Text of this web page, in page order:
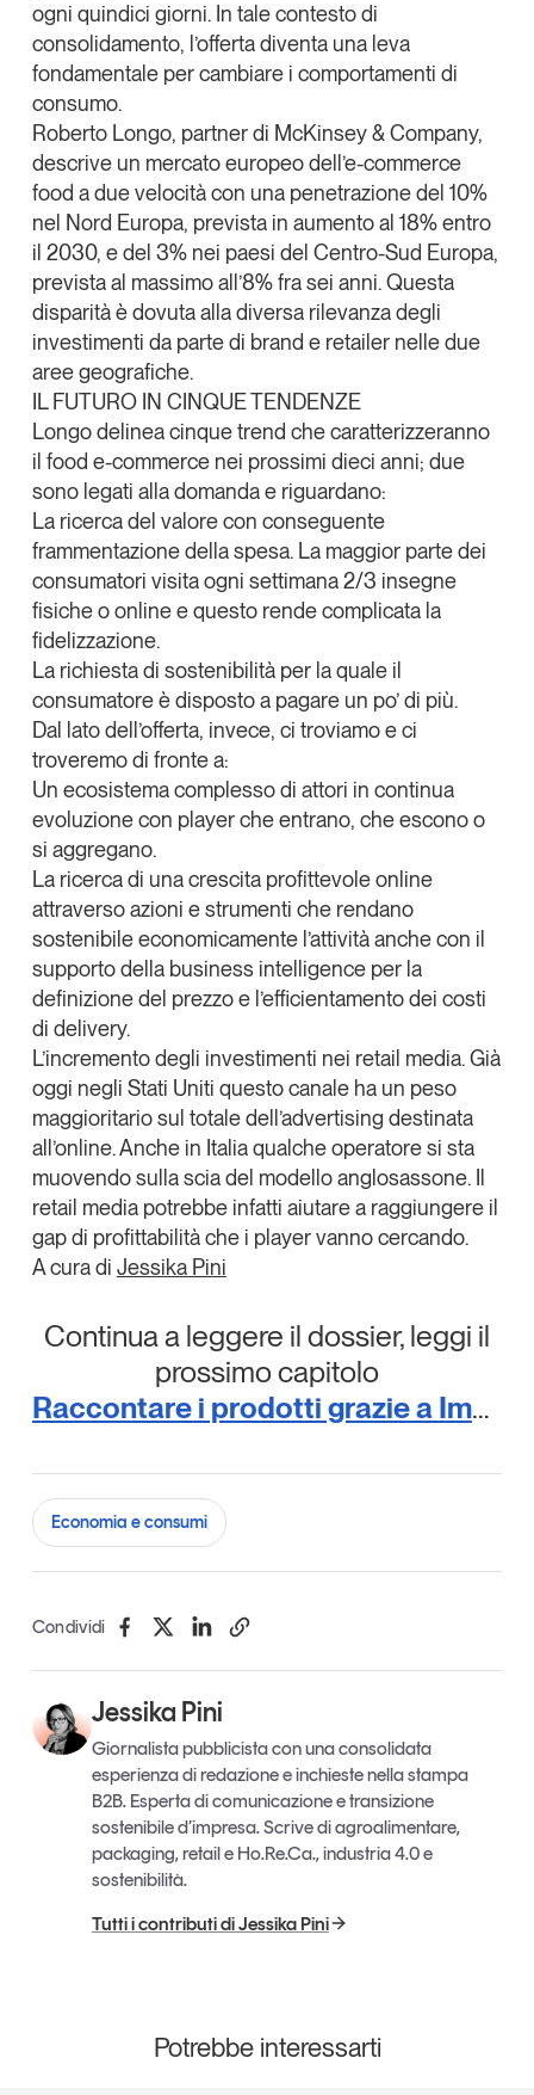
Tendenze è il magazine di GS1 Italy che racconta in
modo indipendente il cambiamento e le sfide del largo
consumo e dell’economia a professionisti e
consumatori
GS1 Italy GS1 Italy GS1 Italy
Tendenze
GS1 Italy
ogni quindici giorni. In tale contesto di
consolidamento, l’offerta diventa una leva
fondamentale per cambiare i comportamenti di
consumo.
Roberto Longo, partner di McKinsey & Company,
descrive un mercato europeo dell’e-commerce
food a due velocità con una penetrazione del 10%
nel Nord Europa, prevista in aumento al 18% entro
il 2030, e del 3% nei paesi del Centro-Sud Europa,
prevista al massimo all’8% fra sei anni. Questa
disparità è dovuta alla diversa rilevanza degli
investimenti da parte di brand e retailer nelle due
aree geografiche.
IL FUTURO IN CINQUE TENDENZE
Longo delinea cinque trend che caratterizzeranno
il food e-commerce nei prossimi dieci anni; due
sono legati alla domanda e riguardano:
La ricerca del valore con conseguente
frammentazione della spesa. La maggior parte dei
consumatori visita ogni settimana 2/3 insegne
fisiche o online e questo rende complicata la
fidelizzazione.
La richiesta di sostenibilità per la quale il
consumatore è disposto a pagare un po’ di più.
Dal lato dell’offerta, invece, ci troviamo e ci
troveremo di fronte a:
Un ecosistema complesso di attori in continua
evoluzione con player che entrano, che escono o
si aggregano.
La ricerca di una crescita profittevoleonline
attraverso azioni e strumenti che rendano
sostenibile economicamente l’attività anche con il
supporto della business intelligence per la
definizione del prezzo e l’efficientamento dei costi
di delivery.
L’incremento degli investimenti nei retail media. Già
oggi negli Stati Uniti questo canale ha un peso
maggioritario sul totale dell’advertising destinata
all’online. Anche in Italia qualche operatore si sta
muovendo sulla scia del modello anglosassone. Il
retail media potrebbe infatti aiutare a raggiungere il
gap di profittabilità che i player vanno cercando.
A cura di Jessika Pini
Continua a leggere il dossier, leggi il
prossimo capitolo
Raccontare i prodotti grazie a Immagino
Economia e consumi
Condividi
Jessika Pini
Giornalista pubblicista con una consolidata
esperienza di redazione e inchieste nella stampa
B2B. Esperta di comunicazione e transizione
sostenibile d’impresa. Scrive di agroalimentare,
packaging, retail e Ho.Re.Ca., industria 4.0 e
sostenibilità.
Tutti i contributi di Jessika Pini
Potrebbe interessarti